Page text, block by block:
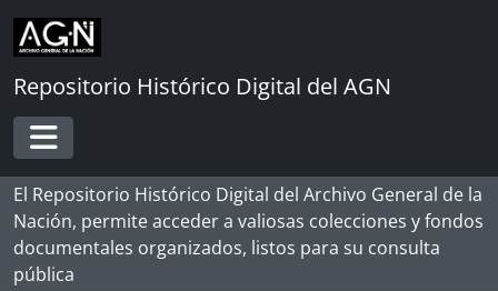
Skip to main content
Repositorio Histórico Digital del AGN
Toggle navigation
El Repositorio Histórico Digital del Archivo General de la
Nación, permite acceder a valiosas colecciones y fondos
documentales organizados, listos para su consulta
pública